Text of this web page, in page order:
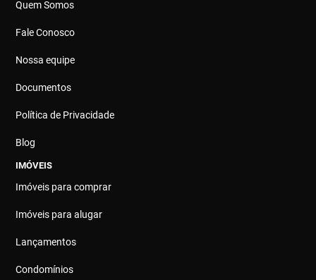
Quem Somos
Fale Conosco
Nossa equipe
Documentos
Política de Privacidade
Blog
IMÓVEIS
Imóveis para comprar
Imóveis para alugar
Lançamentos
Condomínios